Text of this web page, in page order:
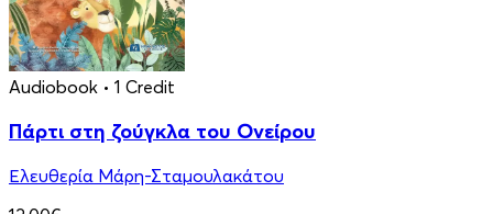
Audiobook • 1 Credit
Πάρτι στη ζούγκλα του Ονείρου
Ελευθερία Μάρη-Σταμουλακάτου